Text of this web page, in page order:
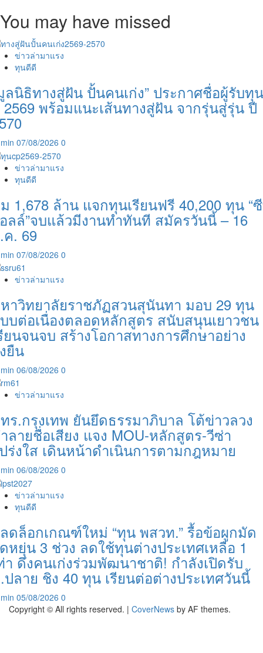
แข่ง
คำถาม
ระดับ
2
กับ
การ
ท่อง
You may have missed
ข่าวล่ามาแรง
ทุนดีดี
ลนิธิทางสู่ฝัน ปั้นคนเก่ง” ประกาศชื่อผู้รับทุน
พร้อมแนะเส้นทางสู่ฝัน จากรุ่นสู่รุ่น ปี
07/08/2026 0
ข่าวล่ามาแรง
ทุนดีดี
1,678 ล้าน แจกทุนเรียนฟรี 40,200 ทุน “
ลล์”จบแล้วมีงานทำทันที สมัครวันนี้ – 16
. 69
07/08/2026 0
ข่าวล่ามาแรง
าวิทยาลัยราชภัฏสวนสุนันทา มอบ 29 ทุน
บต่อเนื่องตลอดหลักสูตร สนับสนุนเยาวชน
ยนจนจบ สร้างโอกาสทางการศึกษาอย่าง
ยืน
06/08/2026 0
ข่าวล่ามาแรง
ร.กรุงเทพ ยันยึดธรรมาภิบาล โต้ข่าวลวง
ลายชื่อเสียง แจง MOU-หลักสูตร-วีซ่า
ร่งใส เดินหน้าดำเนินการตามกฎหมาย
06/08/2026 0
ข่าวล่ามาแรง
ทุนดีดี
ดล็อกเกณฑ์ใหม่ “ทุน พสวท.” รื้อข้อผูกมัด
หยุ่น 3 ช่วง ลดใช้ทุนต่างประเทศเหลือ 1
า ดึงคนเก่งร่วมพัฒนาชาติ! กำลังเปิดรับ
ลาย ชิง 40 ทุน เรียนต่อต่างประเทศวันนี้
05/08/2026 0
Copyright © All rights reserved. | CoverNews by AF themes.